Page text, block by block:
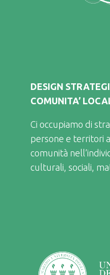
DESIGN
COMUNITA’
Ci occupiamo di
persone e territori
comunità
culturali, sociali,